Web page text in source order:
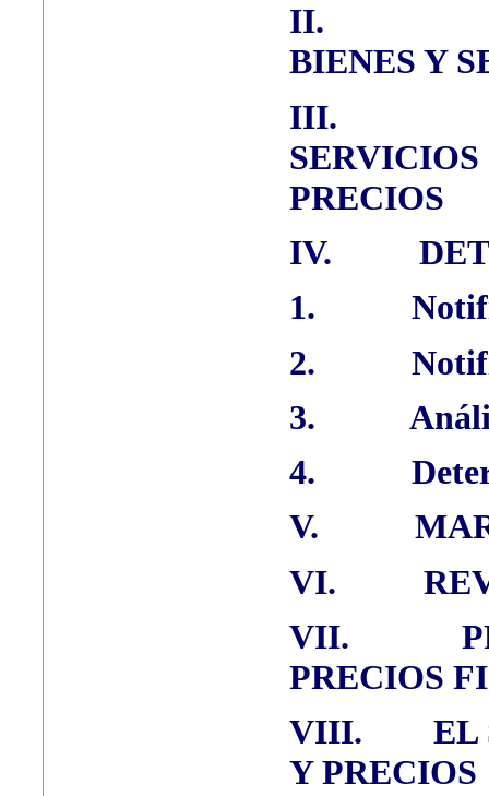
II.
BIENES Y
III.
PRECIOS
IV.
1.
2.
3.
4.
V.
VI.
VII.
PRECIOS
VIII.
EL
Y PRECIOS